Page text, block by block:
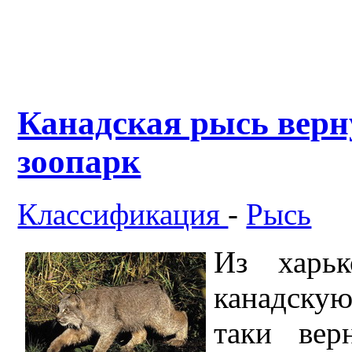
Канадская рысь
зоопарк
Классификация - Рысь
Из
таки